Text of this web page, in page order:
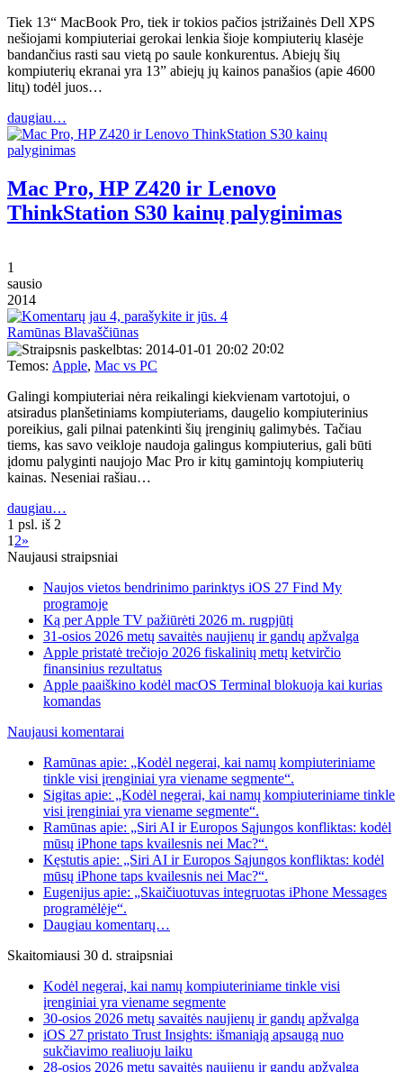
Tiek 13“ MacBook Pro, tiek ir tokios pačios įstrižainės Dell XPS
nešiojami kompiuteriai gerokai lenkia šioje kompiuterių klasėje
bandančius rasti sau vietą po saule konkurentus. Abiejų šių
kompiuterių ekranai yra 13” abiejų jų kainos panašios (apie 4600
litų) todėl juos…
daugiau…
Mac Pro, HP Z420 ir Lenovo
ThinkStation S30 kainų palyginimas
1
sausio
2014
4
Ramūnas Blavaščiūnas
20:02
Temos: Apple, Mac vs PC
Galingi kompiuteriai nėra reikalingi kiekvienam vartotojui, o
atsiradus planšetiniams kompiuteriams, daugelio kompiuterinius
poreikius, gali pilnai patenkinti šių įrenginių galimybės. Tačiau
tiems, kas savo veikloje naudoja galingus kompiuterius, gali būti
įdomu palyginti naujojo Mac Pro ir kitų gamintojų kompiuterių
kainas. Neseniai rašiau…
daugiau…
1 psl. iš 2
1 2»
Naujausi straipsniai
Naujos vietos bendrinimo parinktys iOS 27 Find My
programoje
Ką per Apple TV pažiūrėti 2026 m. rugpjūtį
31-osios 2026 metų savaitės naujienų ir gandų apžvalga
Apple pristatė trečiojo 2026 fiskalinių metų ketvirčio
finansinius rezultatus
Apple paaiškino kodėl macOS Terminal blokuoja kai kurias
komandas
Naujausi komentarai
Ramūnas apie: „Kodėl negerai, kai namų kompiuteriniame
tinkle visi įrenginiai yra viename segmente“.
Sigitas apie: „Kodėl negerai, kai namų kompiuteriniame tinkle
visi įrenginiai yra viename segmente“.
Ramūnas apie: „Siri AI ir Europos Sąjungos konfliktas: kodėl
mūsų iPhone taps kvailesnis nei Mac?“.
Kęstutis apie: „Siri AI ir Europos Sąjungos konfliktas: kodėl
mūsų iPhone taps kvailesnis nei Mac?“.
Eugenijus apie: „Skaičiuotuvas integruotas iPhone Messages
programėlėje“.
Daugiau komentarų…
Skaitomiausi 30 d. straipsniai
Kodėl negerai, kai namų kompiuteriniame tinkle visi
įrenginiai yra viename segmente
30-osios 2026 metų savaitės naujienų ir gandų apžvalga
iOS 27 pristato Trust Insights: išmaniąją apsaugą nuo
sukčiavimo realiuoju laiku
28-osios 2026 metų savaitės naujienų ir gandų apžvalga